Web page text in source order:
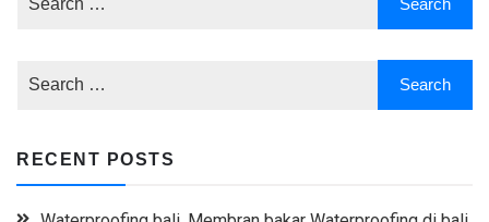
RECENT POSTS